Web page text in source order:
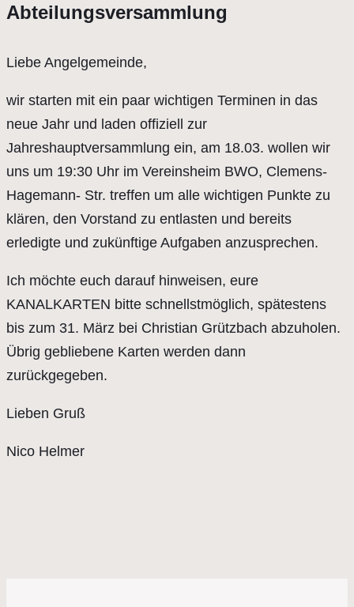
Abteilungsversammlung
Liebe Angelgemeinde,
wir starten mit ein paar wichtigen Terminen in das
neue Jahr und laden offiziell zur
Jahreshauptversammlung ein, am 18.03. wollen wir
uns um 19:30 Uhr im Vereinsheim BWO, Clemens-
Hagemann- Str. treffen um alle wichtigen Punkte zu
klären, den Vorstand zu entlasten und bereits
erledigte und zukünftige Aufgaben anzusprechen.
Ich möchte euch darauf hinweisen, eure
KANALKARTEN bitte schnellstmöglich, spätestens
bis zum 31. März bei Christian Grützbach abzuholen.
Übrig gebliebene Karten werden dann
zurückgegeben.
Lieben Gruß
Nico Helmer